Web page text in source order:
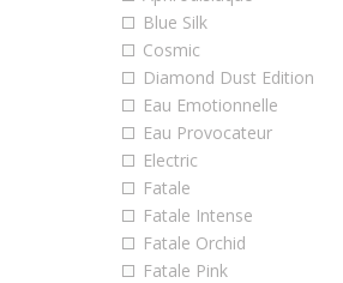
Alghabra Parfums
Alyson Oldoini
Amouage
Angel Schlesser
Anna Sui
Annayake
Annick Goutal
Antonio Banderas
Aquolina
Arabesque Perfumes
Blue Silk
Cosmic
Diamond Dust Edition
Eau Emotionnelle
Eau Provocateur
Electric
Fatale
Fatale Intense
Fatale Orchid
Fatale Pink